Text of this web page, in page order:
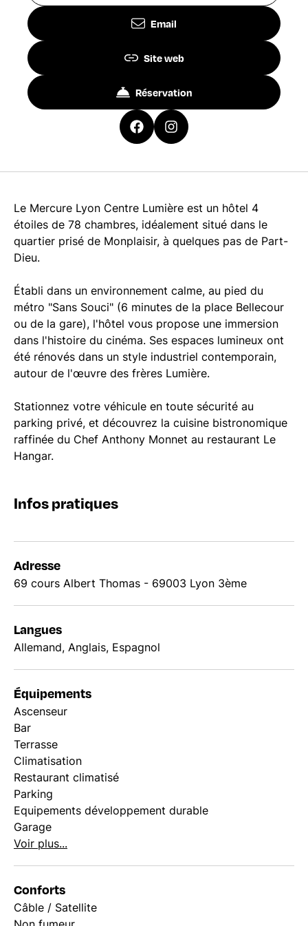
Email
Site web
Réservation
Le Mercure Lyon Centre Lumière est un hôtel 4
étoiles de 78 chambres, idéalement situé dans le
quartier prisé de Monplaisir, à quelques pas de Part-
Dieu.
Établi dans un environnement calme, au pied du
métro "Sans Souci" (6 minutes de la place Bellecour
ou de la gare), l'hôtel vous propose une immersion
dans l'histoire du cinéma. Ses espaces lumineux ont
été rénovés dans un style industriel contemporain,
autour de l'œuvre des frères Lumière.
Stationnez votre véhicule en toute sécurité au
parking privé, et découvrez la cuisine bistronomique
raffinée du Chef Anthony Monnet au restaurant Le
Hangar.
Infos pratiques
Adresse
69 cours Albert Thomas - 69003 Lyon 3ème
Langues
Allemand, Anglais, Espagnol
Équipements
Ascenseur
Bar
Terrasse
Climatisation
Restaurant climatisé
Parking
Equipements développement durable
Garage
Voir plus...
Conforts
Câble / Satellite